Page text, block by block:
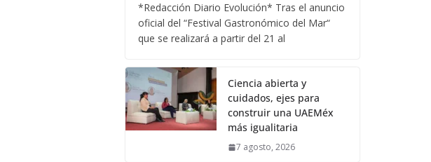
*Redacción Diario Evolución* Tras el anuncio
oficial del “Festival Gastronómico del Mar“
que se realizará a partir del 21 al
Ciencia abierta y
cuidados, ejes para
construir una UAEMéx
más igualitaria
7 agosto, 2026